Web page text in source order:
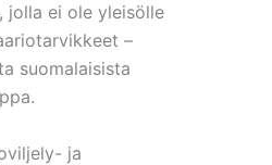
jolla ei ole yleisölle
–
suomalaisista
ja